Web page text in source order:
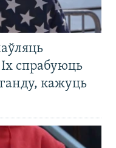
спрабуюць
кажуць